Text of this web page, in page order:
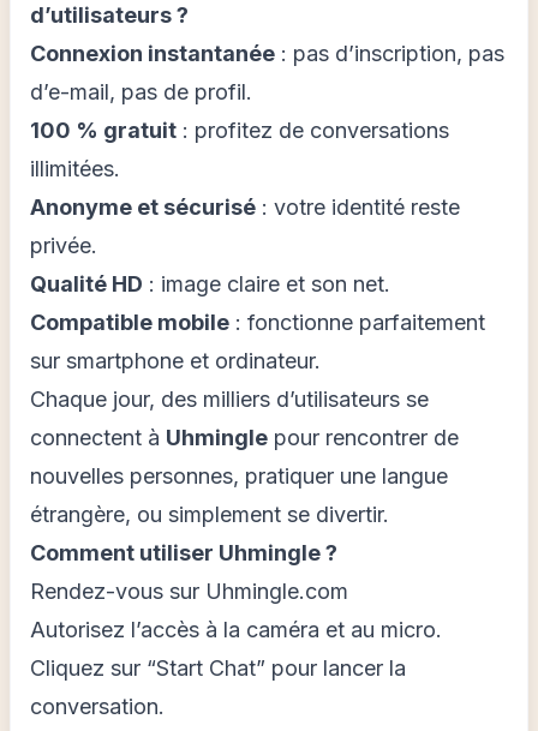
d’utilisateurs ?
Connexion instantanée : pas d’inscription, pas
d’e-mail, pas de profil.
100 % gratuit : profitez de conversations
illimitées.
Anonyme et sécurisé : votre identité reste
privée.
Qualité HD : image claire et son net.
Compatible mobile : fonctionne parfaitement
sur smartphone et ordinateur.
Chaque jour, des milliers d’utilisateurs se
connectent à Uhmingle pour rencontrer de
nouvelles personnes, pratiquer une langue
étrangère, ou simplement se divertir.
Comment utiliser Uhmingle ?
Rendez-vous sur Uhmingle.com
Autorisez l’accès à la caméra et au micro.
Cliquez sur “Start Chat” pour lancer la
conversation.